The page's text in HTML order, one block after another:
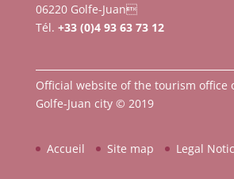
06220 Golfe-Juan
Tél. +33 (0)4 93 63 73 12
Official website of the tourism office
Golfe-Juan city © 2019
Accueil Site map Legal